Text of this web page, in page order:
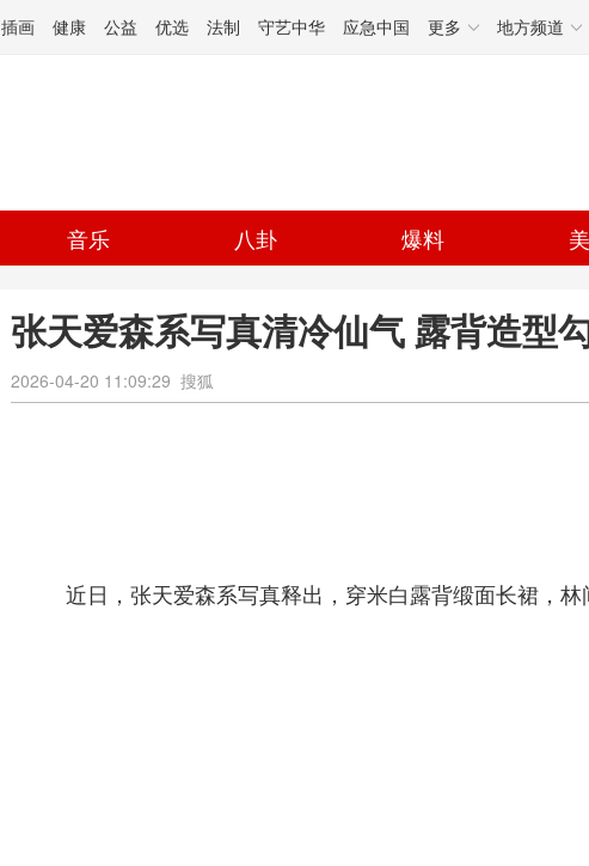
插画 健康 公益 优选 法制 守艺中华 应急中国 更多 地方频道
音乐 八卦 爆料
张天爱森系写真清冷仙气 露背造型
2026-04-20 11:09:29 搜狐
近日，张天爱森系写真释出，穿米白露背缎面长裙，林